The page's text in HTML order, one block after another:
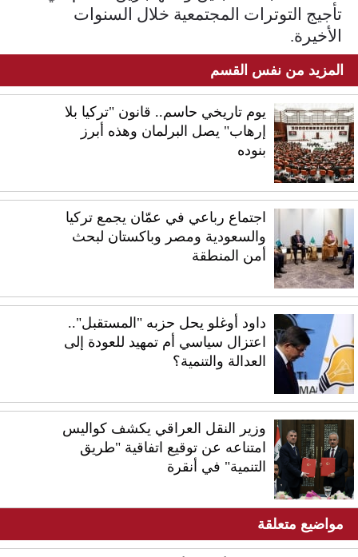
تأجيج التوترات المجتمعية خلال السنوات
الأخيرة.
المزيد من نفس القسم
يوم تاريخي حاسم.. قانون "تركيا بلا
إرهاب" يصل البرلمان وهذه أبرز
بنوده
اجتماع رباعي في عمّان يجمع تركيا
والسعودية ومصر وباكستان لبحث
أمن المنطقة
داود أوغلو يحل حزبه "المستقبل"..
اعتزال سياسي أم تمهيد للعودة إلى
العدالة والتنمية؟
وزير النقل العراقي يكشف كواليس
امتناعه عن توقيع اتفاقية "طريق
التنمية" في أنقرة
مواضيع متعلقة